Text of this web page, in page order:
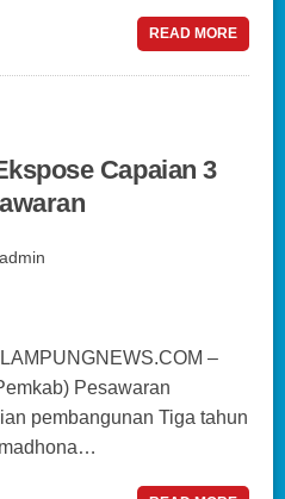
READ MORE
Capaian 3
admin
–
Pesawaran
pembangunan Tiga tahun